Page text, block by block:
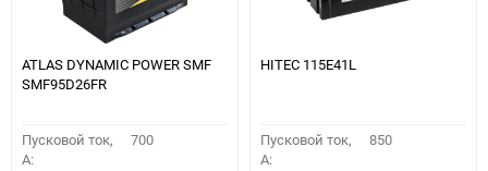
ATLAS DYNAMIC POWER SMF
SMF95D26FR
Пусковой ток,
A:
700
HITEC 115E41L
Пусковой ток,
A:
850